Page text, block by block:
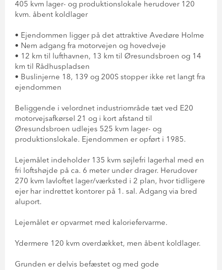
405 kvm lager- og produktionslokale herudover 120
kvm. åbent koldlager
• Ejendommen ligger på det attraktive Avedøre Holme
• Nem adgang fra motorvejen og hovedveje
• 12 km til lufthavnen, 13 km til Øresundsbroen og 14
km til Rådhuspladsen
• Buslinjerne 18, 139 og 200S stopper ikke ret langt fra
ejendommen
Beliggende i velordnet industriområde tæt ved E20
motorvejsafkørsel 21 og i kort afstand til
Øresundsbroen udlejes 525 kvm lager- og
produktionslokale. Ejendommen er opført i 1985.
Lejemålet indeholder 135 kvm søjlefri lagerhal med en
fri loftshøjde på ca. 6 meter under drager. Herudover
270 kvm lavloftet lager/værksted i 2 plan, hvor tidligere
ejer har indrettet kontorer på 1. sal. Adgang via bred
aluport.
Lejemålet er opvarmet med kaloriefervarme.
Ydermere 120 kvm overdækket, men åbent koldlager.
Grunden er delvis befæstet og med gode